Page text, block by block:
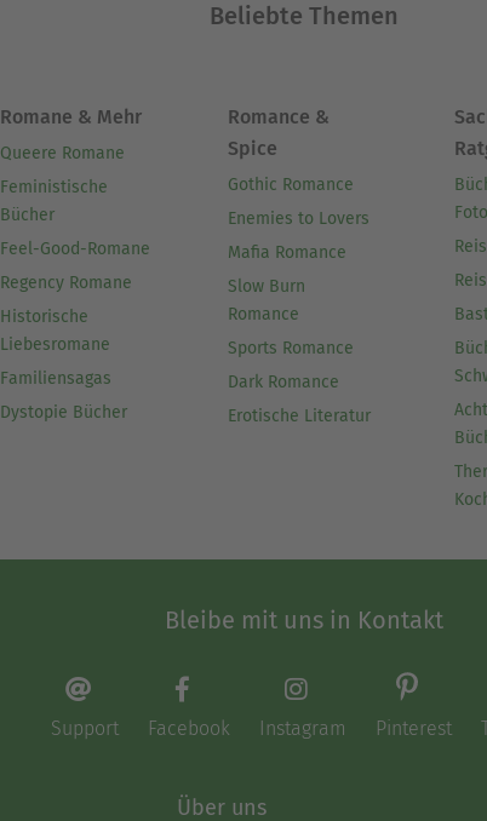
Beliebte Themen
Romane & Mehr
Queere Romane
Feministische
Bücher
Feel-Good-Romane
Regency Romane
Historische
Liebesromane
Familiensagas
Dystopie Bücher
Romance &
Spice
Gothic Romance
Enemies to Lovers
Mafia Romance
Slow Burn
Romance
Sports Romance
Dark Romance
Erotische Literatur
Bleibe mit uns in Kontakt
Support Facebook Instagram Pinterest
Über uns